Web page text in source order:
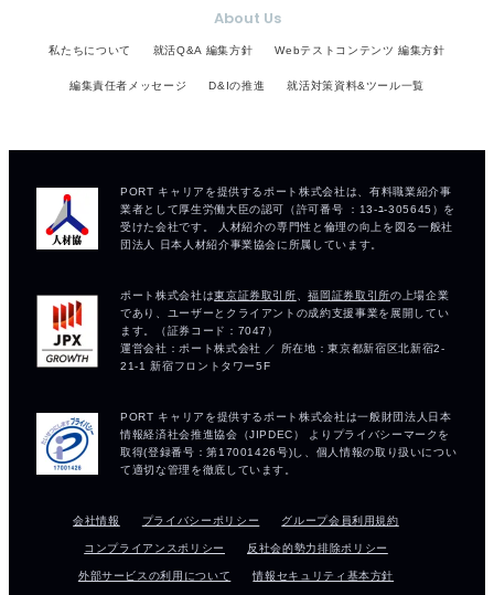
About Us
私たちについて 就活Q&A 編集方針 Webテストコンテンツ 編集方針
編集責任者メッセージ D&Iの推進 就活対策資料&ツール一覧
会社情報 プライバシーポリシー グループ会員利用規約
コンプライアンスポリシー 反社会的勢力排除ポリシー
外部サービスの利用について 情報セキュリティ基本方針